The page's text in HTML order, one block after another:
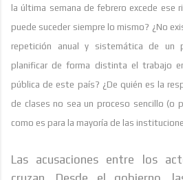
la última semana de febrero excede ese
puede suceder siempre lo mismo? ¿No
repetición anual y sistemática de un
planificar de forma distinta el trabajo
pública de este país? ¿De quién es la
de clases no sea un proceso sencillo (o
como es para la mayoría de las
Las acusaciones entre los